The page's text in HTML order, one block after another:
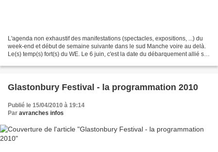
L'agenda non exhaustif des manifestations (spectacles, expositions, ...) du
week-end et début de semaine suivante dans le sud Manche voire au delà.
Le(s) temp(s) fort(s) du WE. Le 6 juin, c'est la date du débarquement allié sur
Glastonbury Festival - la programmation 2010
Publié le 15/04/2010 à 19:14
Par avranches infos